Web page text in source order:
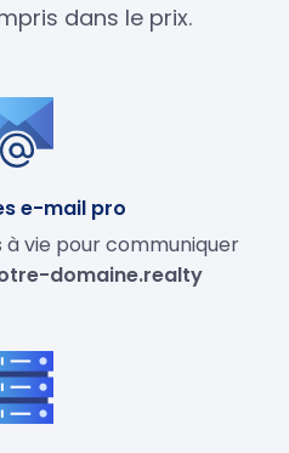
dans le prix.
e-mail pro
vie pour communiquer
domaine.realty